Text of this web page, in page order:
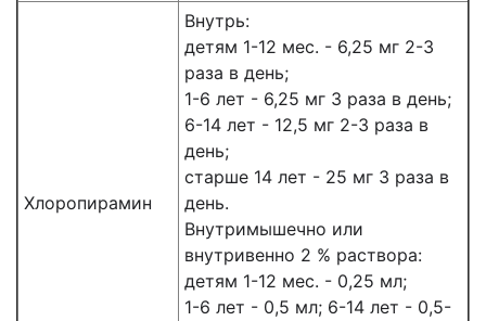
Хлоропирамин
Внутрь:
детям 1-12 мес. - 6,25 мг 2-3
раза в день;
1-6 лет - 6,25 мг 3 раза в день;
6-14 лет - 12,5 мг 2-3 раза в
день;
старше 14 лет - 25 мг 3 раза в
день.
Внутримышечно или
внутривенно 2 % раствора:
детям 1-12 мес. - 0,25 мл;
1-6 лет - 0,5 мл; 6-14 лет - 0,5-